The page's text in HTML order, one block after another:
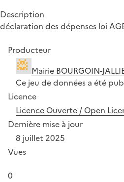
Description
déclaration des dépenses loi
Producteur
Mairie BOURGOIN-
Ce jeu de données a été
Licence
Licence Ouverte / Open
Dernière mise à jour
8 juillet 2025
Vues
0